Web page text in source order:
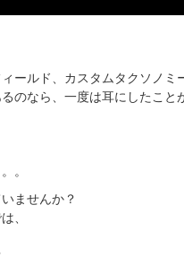
ールド、カスタムタクソノミ
のなら、一度は耳にしたこと
。
ませんか？
、